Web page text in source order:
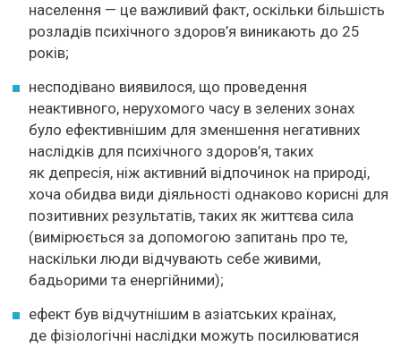
населення — це важливий факт, оскільки більшість
розладів психічного здоров’я виникають до 25
років;
несподівано виявилося, що проведення
неактивного, нерухомого часу в зелених зонах
було ефективнішим для зменшення негативних
наслідків для психічного здоров’я, таких
як депресія, ніж активний відпочинок на природі,
хоча обидва види діяльності однаково корисні для
позитивних результатів, таких як життєва сила
(вимірюється за допомогою запитань про те,
наскільки люди відчувають себе живими,
бадьорими та енергійними);
ефект був відчутнішим в азіатських країнах,
де фізіологічні наслідки можуть посилюватися